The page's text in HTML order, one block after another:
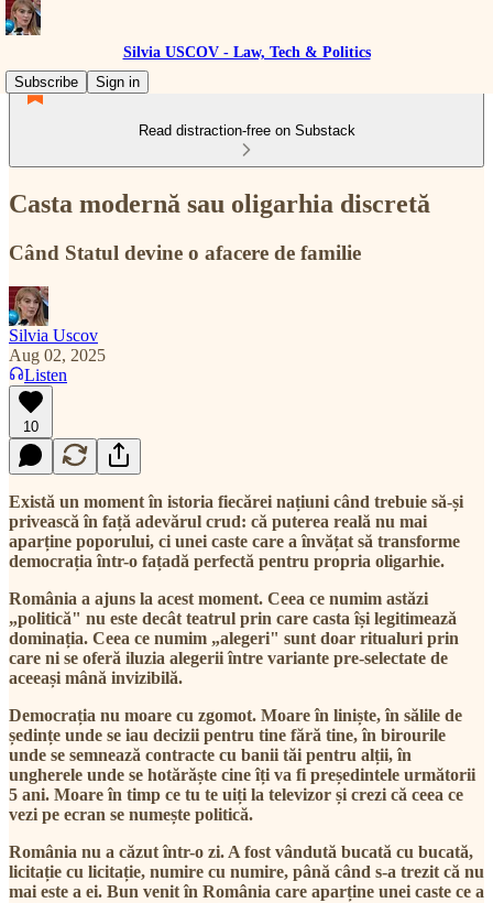
Silvia USCOV - Law, Tech & Politics
Subscribe
Sign in
Read distraction-free on Substack
Casta modernă sau oligarhia discretă
Când Statul devine o afacere de familie
Silvia Uscov
Aug 02, 2025
Listen
10
Există un moment în istoria fiecărei națiuni când trebuie să-și
privească în față adevărul crud: că puterea reală nu mai
aparține poporului, ci unei caste care a învățat să transforme
democrația într-o fațadă perfectă pentru propria oligarhie.
România a ajuns la acest moment. Ceea ce numim astăzi
„politică" nu este decât teatrul prin care casta își legitimează
dominația. Ceea ce numim „alegeri" sunt doar ritualuri prin
care ni se oferă iluzia alegerii între variante pre-selectate de
aceeași mână invizibilă.
Democrația nu moare cu zgomot. Moare în liniște, în sălile de
ședințe unde se iau decizii pentru tine fără tine, în birourile
unde se semnează contracte cu banii tăi pentru alții, în
ungherele unde se hotărăște cine îți va fi președintele următorii
5 ani. Moare în timp ce tu te uiți la televizor și crezi că ceea ce
vezi pe ecran se numește politică.
România nu a căzut într-o zi. A fost vândută bucată cu bucată,
licitație cu licitație, numire cu numire, până când s-a trezit că nu
mai este a ei. Bun venit în România care aparține unei caste ce a